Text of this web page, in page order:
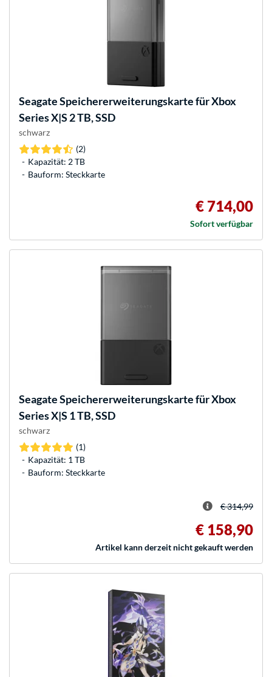
SeagateSpeichererweiterungskarte für Xbox
Series X|S 2 TB, SSD
schwarz
(2)
Kapazität: 2 TB
Bauform: Steckkarte
€ 714,00
Sofort verfügbar
SeagateSpeichererweiterungskarte für Xbox
Series X|S 1 TB, SSD
schwarz
(1)
Kapazität: 1 TB
Bauform: Steckkarte
€ 314,99
€ 158,90
Artikel kann derzeit nicht gekauft werden